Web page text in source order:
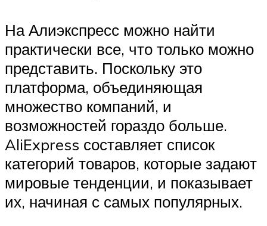
На Алиэкспресс можно найти
практически все, что только можно
представить. Поскольку это
платформа, объединяющая
множество компаний, и
возможностей гораздо больше.
AliExpress составляет список
категорий товаров, которые задают
мировые тенденции, и показывает
их, начиная с самых популярных.